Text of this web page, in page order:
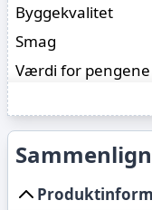
Byggekvalitet
Smag
Værdi for pengene
Design
Lydniveau